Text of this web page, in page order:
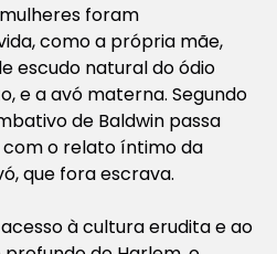
foram
como a própria mãe,
escudo natural do ódio
e a avó materna. Segundo
de Baldwin passa
o relato íntimo da
que fora escrava.
à cultura erudita e ao